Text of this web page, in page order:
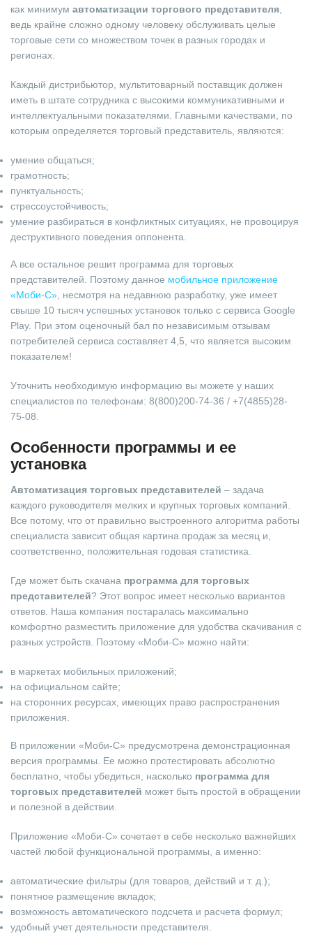
как минимум автоматизации торгового представителя
ведь крайне сложно одному человеку обслуживать целые
торговые сети со множеством точек в разных городах и
регионах.
Каждый дистрибьютор, мультитоварный поставщик должен
иметь в штате сотрудника с высокими коммуникативными и
интеллектуальными показателями. Главными качествами, по
которым определяется торговый представитель, являются:
умение общаться;
грамотность;
пунктуальность;
стрессоустойчивость;
умение разбираться в конфликтных ситуациях, не провоцируя
деструктивного поведения оппонента.
А все остальное решит программа для торговых
представителей. Поэтому данное мобильное приложение
«Моби-С» , несмотря на недавнюю разработку, уже имеет
свыше 10 тысяч успешных установок только с сервиса Google
Play. При этом оценочный бал по независимым отзывам
потребителей сервиса составляет 4,5, что является высоким
показателем!
Уточнить необходимую информацию вы можете у наших
специалистов по телефонам: 8(800)200-74-36 / +7(4855)28-
75-08.
Особенности программы и ее
установка
Автоматизация торговых представителей – задача
каждого руководителя мелких и крупных торговых компаний.
Все потому, что от правильно выстроенного алгоритма работы
специалиста зависит общая картина продаж за месяц и,
соответственно, положительная годовая статистика.
Где может быть скачана программа для торговых
представителей? Этот вопрос имеет несколько вариантов
ответов. Наша компания постаралась максимально
комфортно разместить приложение для удобства скачивания с
разных устройств. Поэтому «Моби-С» можно найти:
в маркетах мобильных приложений;
на официальном сайте;
на сторонних ресурсах, имеющих право распространения
приложения.
В приложении «Моби-С» предусмотрена демонстрационная
версия программы. Ее можно протестировать абсолютно
бесплатно, чтобы убедиться, насколько программа для
торговых представителей может быть простой в обращении
и полезной в действии.
Приложение «Моби-С» сочетает в себе несколько важнейших
частей любой функциональной программы, а именно:
автоматические фильтры (для товаров, действий и т. д.);
понятное размещение вкладок;
возможность автоматического подсчета и расчета формул;
удобный учет деятельности представителя.